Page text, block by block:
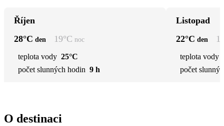
Říjen
28°C den 19°C noc
teplota vody 25°C
počet slunných hodin 9 h
Listopad
22°C den
teplota vody
počet
O destinaci